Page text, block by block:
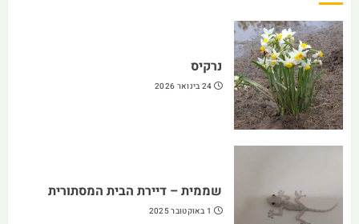
נרקיס
24 בינואר 2026
שממית – דיירת הבית המסתורית
1 באוקטובר 2025